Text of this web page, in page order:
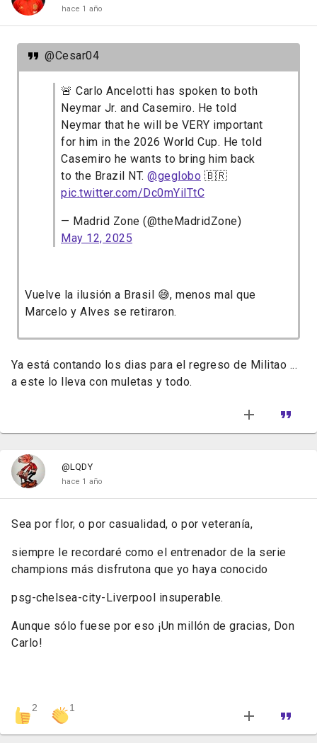
hace 1 año
@Cesar04
🚨 Carlo Ancelotti has spoken to both
Neymar Jr. and Casemiro. He told
Neymar that he will be VERY important
for him in the 2026 World Cup. He told
Casemiro he wants to bring him back
to the Brazil NT. @geglobo 🇧🇷
pic.twitter.com/Dc0mYilTtC
— Madrid Zone (@theMadridZone)
May 12, 2025
Vuelve la ilusión a Brasil 😅, menos mal que
Marcelo y Alves se retiraron.
Ya está contando los dias para el regreso de Militao ...
a este lo lleva con muletas y todo.
@LQDY
hace 1 año
Sea por flor, o por casualidad, o por veteranía,
siempre le recordaré como el entrenador de la serie
champions más disfrutona que yo haya conocido
psg-chelsea-city-Liverpool insuperable.
Aunque sólo fuese por eso ¡Un millón de gracias, Don
Carlo!
2 1